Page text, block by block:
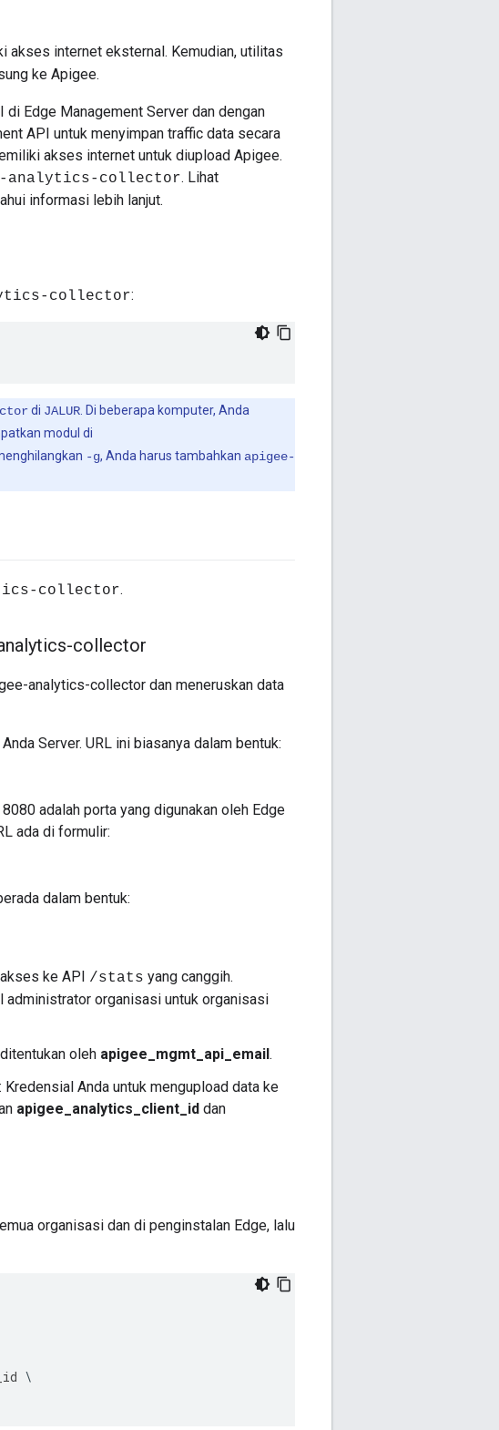
akses internet eksternal. Kemudian, utilitas
ke Apigee.
Edge Management Server dan dengan
API untuk menyimpan traffic data secara
akses internet untuk diupload Apigee.
analytics-collector. Lihat
informasi lebih lanjut.
collector:
di JALUR . Di beberapa komputer, Anda
modul di
-g, Anda harus tambahkan apigee-
collector.
collector
analytics-collector dan meneruskan data
Server. URL ini biasanya dalam bentuk:
adalah porta yang digunakan oleh Edge
ada di formulir:
dalam bentuk:
ke API /stats yang canggih.
administrator organisasi untuk organisasi
oleh apigee_mgmt_api_email.
: Kredensial Anda untuk mengupload data ke
apigee_analytics_client_id dan
organisasi dan di penginstalan Edge, lalu